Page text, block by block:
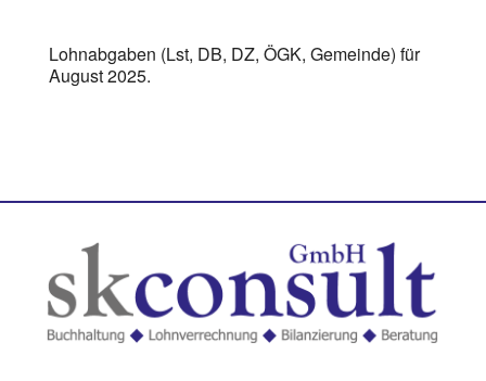
Lohnabgaben (Lst, DB, DZ, ÖGK, Gemeinde) für
August 2025.